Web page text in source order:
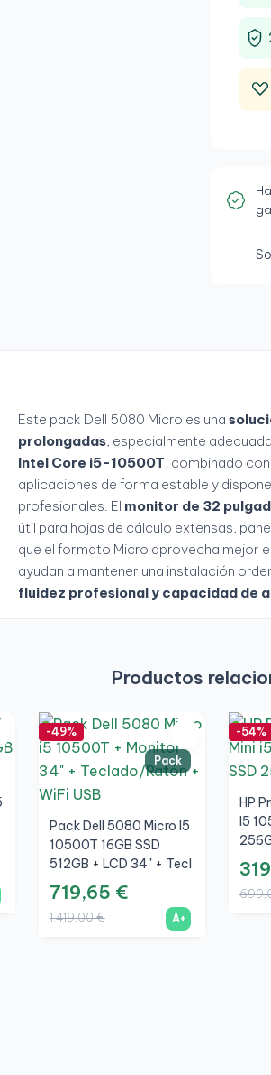
Este pack Dell 5080 Micro es una
prolongadas, especialmente
Intel Core i5-10500T, combinado con
aplicaciones de forma estable y
profesionales. El monitor de 32
útil para hojas de cálculo extensas,
que el formato Micro aprovecha mejor
ayudan a mantener una instalación
fluidez profesional y capacidad de
Productos
Pack
-49%
Pack Dell 5080 Micro I5
10500T 16GB SSD
512GB + LCD 34" + Tecl
Y Ratón Inalámbrico +
WiFi
719,65 €
1.419,00 € A+
-54%
HP
I5